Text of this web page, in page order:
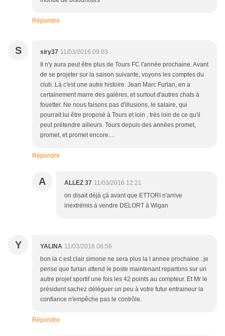
Répondre
S siry37 11/03/2016 09:03
Il n'y aura peut être plus de Tours FC l'année prochaine. Avant
de se projeter sur la saison suivante, voyons les comptes du
club. Là c'est une autre histoire. Jean Marc Furlan, en a
certainement marre des galères, et surtout d'autres chats à
fouetter. Ne nous faisons pas d'illusions, le salaire, qui
pourrait lui être proposé à Tours et loin , très loin de ce qu'il
peut prétendre ailleurs. Tours depuis des années promet,
promet, et promet encore....
Répondre
A ALLEZ 37 11/03/2016 12:21
on disait déjà çà avant que ETTORI n'arrive
inextrémis à vendre DELORT à Wigan
Y YALINA 11/03/2016 08:56
bon la c est clair simone ne sera plus la l annee prochaine : je
pense que furlan attend le poste maintenant repartons sur un
autre projet sportif une fois les 42 points au compteur. Et Mr le
président sachez déléguer un peu à votre futur entraineur la
confiance n'empêche pas le contrôle.
Répondre